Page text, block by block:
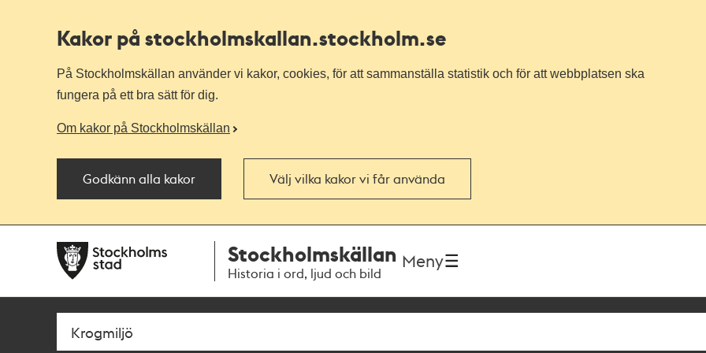
Kakor på stockholmskallan.stockholm.se
På Stockholmskällan använder vi kakor, cookies, för att sammanställa statistik och för att webbplatsen ska
fungera på ett bra sätt för dig.
Om kakor på Stockholmskällan
Godkänn alla kakor Välj vilka kakor vi får använda
navigationen
huvudinnehållet
Stockholmskällan
Historia i ord, ljud och bild
Meny
Sök